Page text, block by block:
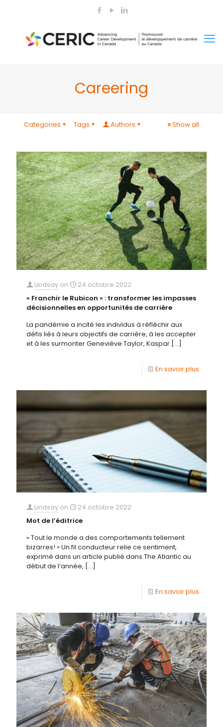
Careering
Categories Tags Authors Show all
Lindsay on
24 octobre 2022
« Franchir le Rubicon » : transformer les impasses
décisionnelles en opportunités de carrière
La pandémie a incité les individus à réfléchir aux
défis liés à leurs objectifs de carrière, à les accepter
et à les surmonter Geneviève Taylor, Kaspar […]
En savoir plus
Lindsay on
24 octobre 2022
Mot de l’éditrice
« Tout le monde a des comportements tellement
bizarres! » Un fil conducteur relie ce sentiment,
exprimé dans un article publié dans The Atlantic au
début de l’année, […]
En savoir plus